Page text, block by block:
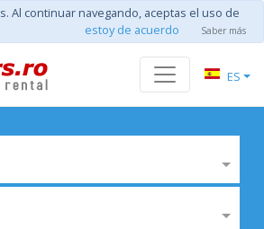
Al continuar navegando, aceptas el uso de
estoy de acuerdo Saber más
ES